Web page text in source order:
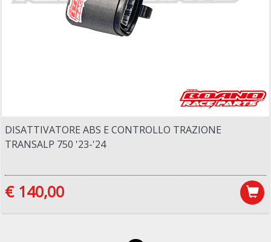
DISATTIVATORE ABS E CONTROLLO TRAZIONE
TRANSALP 750 '23-'24
€ 140,00